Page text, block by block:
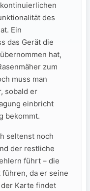
des⁣
Ein
das⁢ Gerät die
hat,⁤
zum
muss man
sobald er
einbricht
bekommt.
seltenst noch
der restliche
führt – die
da er seine
Karte findet